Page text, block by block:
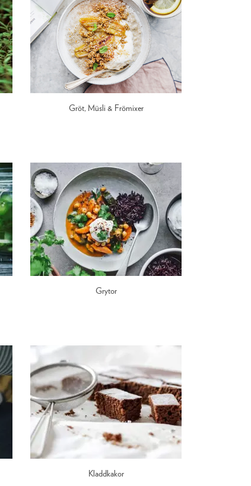
Gröt, Müsli & Frömixer
Grytor
Kladdkakor